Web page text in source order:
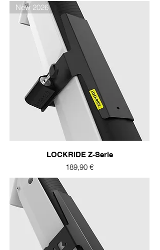
New 2026
LOCKRIDE Z-Serie
Prix
189,90 €